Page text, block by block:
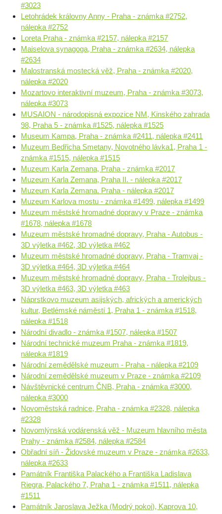
#3023
Letohrádek královny Anny - Praha - známka #2752,
nálepka #2752
Loreta Praha - známka #2157, nálepka #2157
Maiselova synagoga, Praha - známka #2634, nálepka
#2634
Malostranská mostecká věž, Praha - známka #2020,
nálepka #2020
Mozartovo interaktivní muzeum, Praha - známka #3073,
nálepka #3073
MUSAION - národopisná expozice NM, Kinského zahrada
98, Praha 5 - známka #1525, nálepka #1525
Museum Kampa, Praha - známka #2411, nálepka #2411
Muzeum Bedřicha Smetany, Novotného lávka1, Praha 1 -
známka #1515, nálepka #1515
Muzeum Karla Zemana, Praha - známka #2017
Muzeum Karla Zemana, Praha II. - nálepka #2017
Muzeum Karla Zemana. Praha - nálepka #2017
Muzeum Karlova mostu - známka #1499, nálepka #1499
Muzeum městské hromadné dopravy v Praze - známka
#1678, nálepka #1678
Muzeum městské hromadné dopravy, Praha - Autobus -
3D výletka #462, 3D výletka #462
Muzeum městské hromadné dopravy, Praha - Tramvaj -
3D výletka #464, 3D výletka #464
Muzeum městské hromadné dopravy, Praha - Trolejbus -
3D výletka #463, 3D výletka #463
Náprstkovo muzeum asijských, afrických a amerických
kultur, Betlémské náměstí 1, Praha 1 - známka #1518,
nálepka #1518
Národní divadlo - známka #1507, nálepka #1507
Národní technické muzeum Praha - známka #1819,
nálepka #1819
Národní zemědělské muzeum - Praha - nálepka #2109
Národní zemědělské muzeum v Praze - známka #2109
Návštěvnické centrum ČNB, Praha - známka #3000,
nálepka #3000
Novoměstská radnice, Praha - známka #2328, nálepka
#2328
Novomlýnská vodárenská věž - Muzeum hlavního města
Prahy - známka #2584, nálepka #2584
Obřadní síň - Židovské muzeum v Praze - známka #2633,
nálepka #2633
Památník Františka Palackého a Františka Ladislava
Riegra, Palackého 7, Praha 1 - známka #1511, nálepka
#1511
Památník Jaroslava Ježka (Modrý pokoj), Kaprova 10,